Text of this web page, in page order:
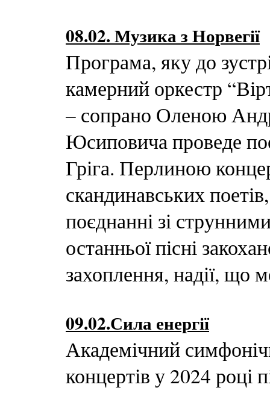
08.02. Музика з Норвегії
Програма, яку до
камерний оркестр
– сопрано Оленою
Юсиповича проведе
Гріга. Перлиною
скандинавських
поєднанні зі
останньої пісні
захоплення, надії, що
09.02.Сила енергії
Академічний
концертів у 2024 році